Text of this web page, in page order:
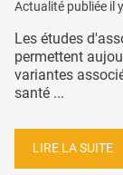
Actualité publiée il
Les études
permettent
variantes
santé ...
LIRE LA SUITE